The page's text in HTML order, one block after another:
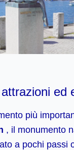
ed
più
, il monumento
a pochi passi